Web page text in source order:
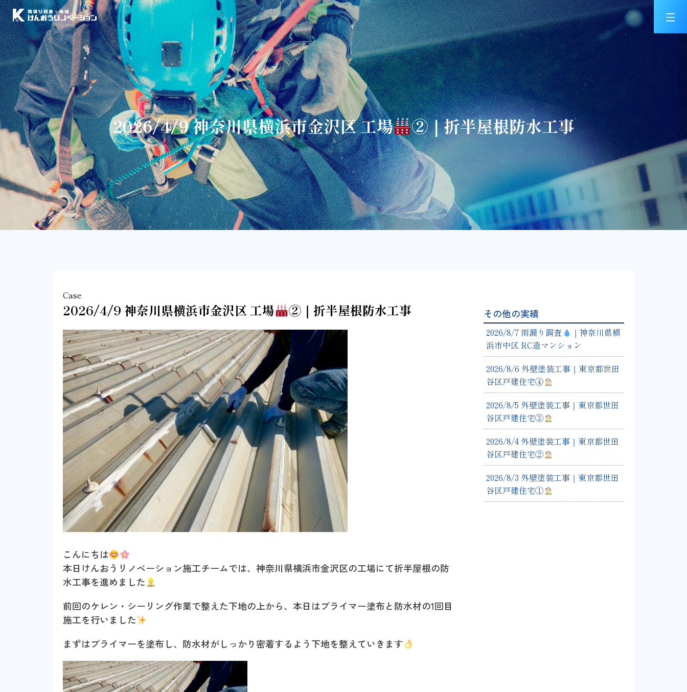
2026/4/9 神奈川県横浜市金沢区 工場 ②｜折半屋根防水工事
Case
2026/4/9 神奈川県横浜市金沢区 工場 ②｜折半屋根防水工事
こんにちは
本日けんおうリノベーション施工チームでは、神奈川県横浜市金沢区の工場にて折半屋根の防
水工事を進めました
前回のケレン・シーリング作業で整えた下地の上から、本日はプライマー塗布と防水材の1回目
施工を行いました
まずはプライマーを塗布し、防水材がしっかり密着するよう下地を整えていきます
その他の実績
2026/8/7 雨漏り調査
｜神奈川県横
浜市中区 RC造マンション
2026/8/6 外壁塗装工事｜東京都世田
谷区戸建住宅④
2026/8/5 外壁塗装工事｜東京都世田
谷区戸建住宅③
2026/8/4 外壁塗装工事｜東京都世田
谷区戸建住宅②
2026/8/3 外壁塗装工事｜東京都世田
谷区戸建住宅①